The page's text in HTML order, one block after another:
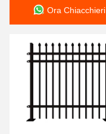
Ora Chiacchieri